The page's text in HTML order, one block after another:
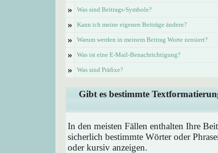
» Was sind Beitrags-Symbole?
» Kann ich meine eigenen Beiträge ändern?
» Warum werden in meinem Beitrag Worte zensiert?
» Was ist eine E-Mail-Benachrichtigung?
» Was sind Präfixe?
Gibt es bestimmte
In den meisten Fällen enthalten Ihre
sicherlich bestimmte Wörter oder
oder kursiv anzeigen.